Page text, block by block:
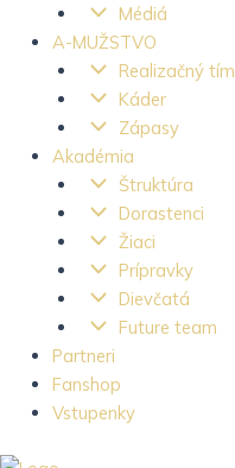
Médiá
A-MUŽSTVO
Realizačný tím
Káder
Zápasy
Akadémia
Štruktúra
Dorastenci
Žiaci
Prípravky
Dievčatá
Future team
Partneri
Fanshop
Vstupenky